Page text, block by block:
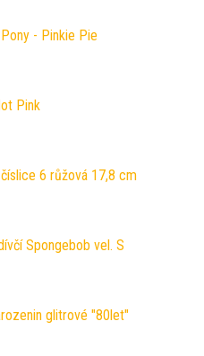
- Pinkie Pie
Pink
6 růžová 17,8 cm
Spongebob vel. S
glitrové "80let"